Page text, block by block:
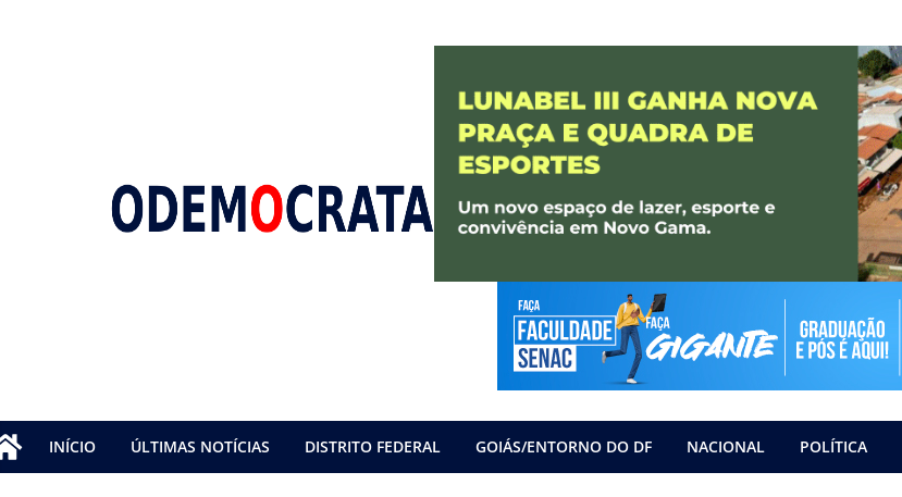
INÍCIO ÚLTIMAS NOTÍCIAS DISTRITO FEDERAL GOIÁS/ENTORNO DO DF NACIONAL POLÍTICA